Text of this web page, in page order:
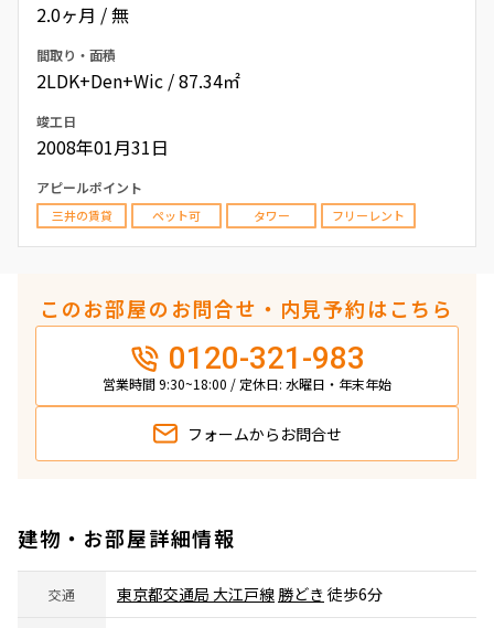
2.0ヶ月 / 無
間取り・面積
2LDK+Den+Wic / 87.34㎡
竣工日
2008年01月31日
アピールポイント
三井の賃貸 ペット可 タワー フリーレント
このお部屋のお問合せ・内見予約はこちら
0120-321-983
営業時間 9:30~18:00 / 定休日: 水曜日・年末年始
フォームから お問合せ
建物・お部屋詳細情報
交通 東京都交通局 大江戸線 勝どき 徒歩6分